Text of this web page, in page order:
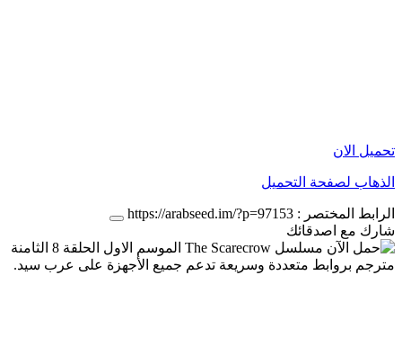
تحميل الان
الذهاب لصفحة التحميل
الرابط المختصر : https://arabseed.im/?p=97153
شارك مع اصدقائك